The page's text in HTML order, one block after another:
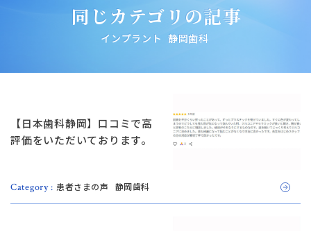
同じカテゴリの記事
インプラント 静岡歯科
【日本歯科静岡】口コミで高
評価をいただいております。
Category : 患者さまの声 静岡歯科